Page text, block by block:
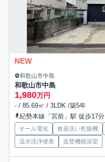
NEW
和歌山市中島
和歌山市中島
1,980万円
- / 85.69㎡ / 3LDK /築5年
紀勢本線「宮前」駅 徒歩17分
オール電化 食器洗い乾燥機
温水洗浄便座
追焚機能浴室